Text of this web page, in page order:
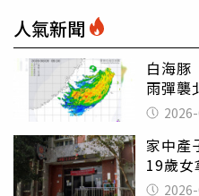
人氣新聞
白海豚
雨彈
大還不
家中產
19歲女
案